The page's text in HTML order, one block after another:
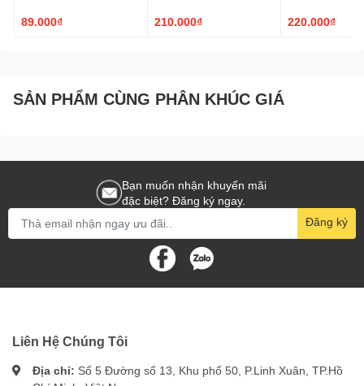
89.000₫
210.000₫
220.000₫
SẢN PHẨM CÙNG PHÂN KHÚC GIÁ
Bạn muốn nhận khuyến mãi
đặc biệt? Đăng ký ngay.
Đăng ký
Liên Hệ Chúng Tôi
Địa chỉ: Số 5 Đường số 13, Khu phố 50, P.Linh Xuân, TP.Hồ